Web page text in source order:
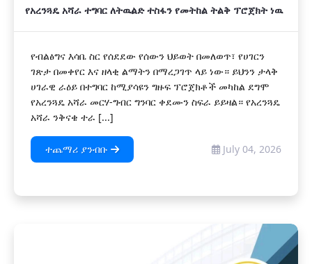
የአረንጓዴ አሻራ ተግባር ለትዉልድ ተስፋን የመትከል ትልቅ ፕሮጀክት ነዉ
የብልፅግና እሳቤ ስር የሰደደው የሰውን ህይወት በመለወጥ፣ የሀገርን
ገጽታ በመቀየር እና ዘላቂ ልማትን በማረጋገጥ ላይ ነው። ይህንን ታላቅ
ሀገራዊ ራዕይ በተግባር ከሚያሳዩን ግዙፍ ፕሮጀክቶች መካከል ደግሞ
የአረንጓዴ አሻራ መርሃ-ግብር ግንባር ቀደሙን ስፍራ ይይዛል። የአረንጓዴ
አሻራ ንቅናቄ ተራ [...]
ተጨማሪ ያንብቡ July 04, 2026